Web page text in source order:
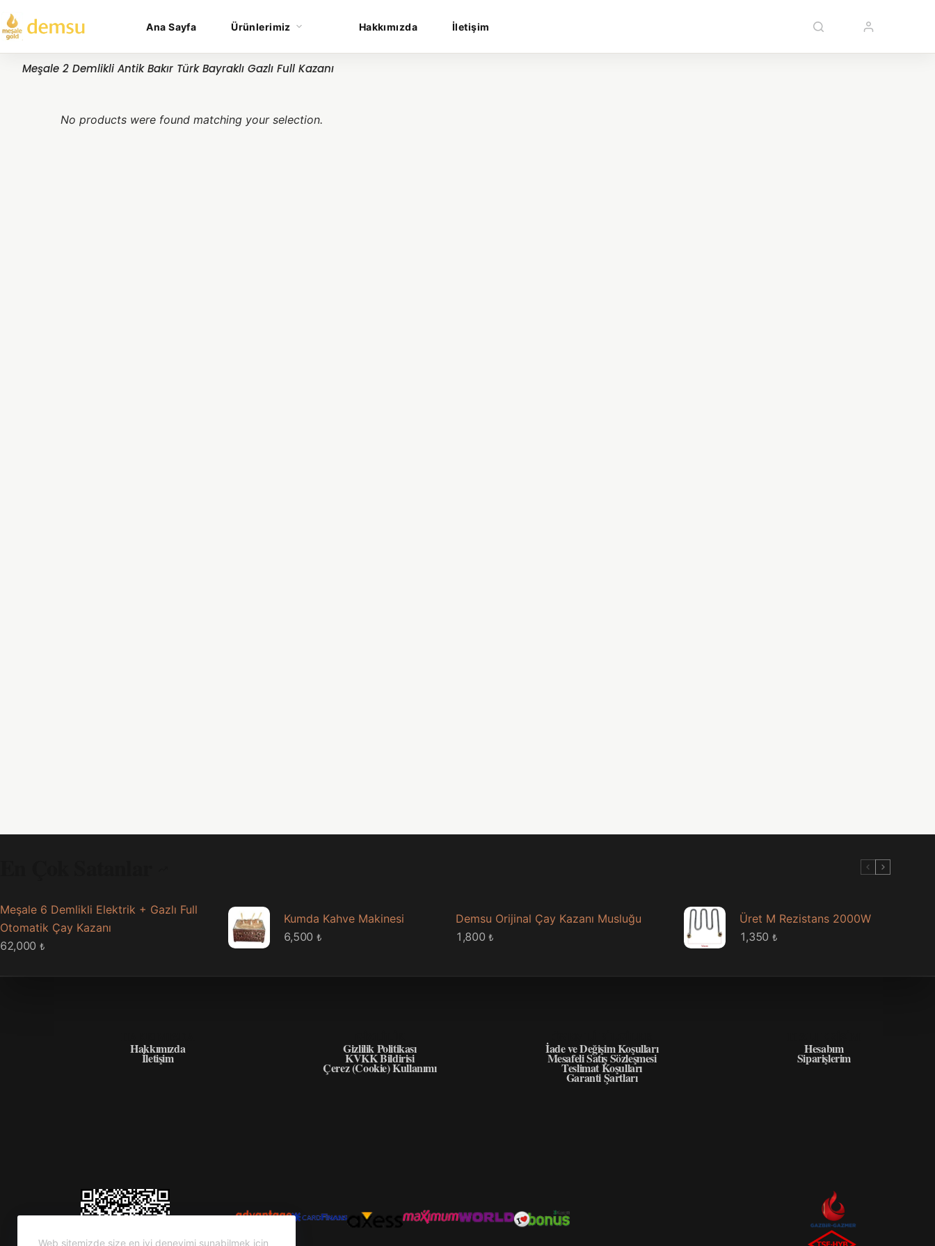
Web sitemizde size en iyi deneyimi sunabilmek için
Ana Sayfa Ürünlerimiz Hakkımızda İletişim
Meşale 2 Demlikli Antik Bakır Türk Bayraklı Gazlı Full Kazanı
No products were found matching your selection.
Meşale 6 Demlikli Elektrik + Gazlı Full
Otomatik Çay Kazanı
62,000 ₺
Kumda Kahve Makinesi
6,500 ₺
Demsu Orijinal Çay Kazanı Musluğu
1,800₺
Üret M Rezistans 2000W
1,350 ₺
Hakkımızda
İletişim
Gizlilik Politikası
KVKK Bildirisi
Çerez (Cookie) Kullanımı
İade ve Değişim Koşulları
Mesafeli Satış Sözleşmesi
Teslimat Koşulları
Garanti Şartları
Hesabım
Siparişlerim